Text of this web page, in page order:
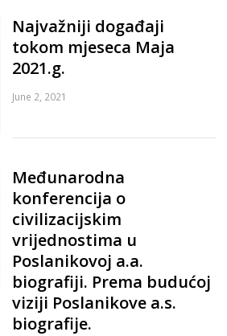
Najvažniji događaji
tokom mjeseca Maja
2021.g.
June 2, 2021
Međunarodna
konferencija o
civilizacijskim
vrijednostima u
Poslanikovoj a.a.
biografiji. Prema budućoj
viziji Poslanikove a.s.
biografije.